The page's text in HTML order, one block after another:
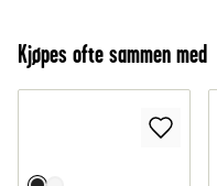
Kjøpes ofte sammen med